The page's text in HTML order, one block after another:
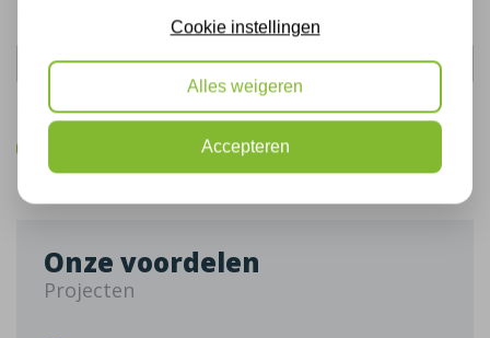
De gegevens die u hier verstrekt vallen onder ons
Onze voordelen
Projecten
Cookie instellingen
Alles weigeren
Accepteren